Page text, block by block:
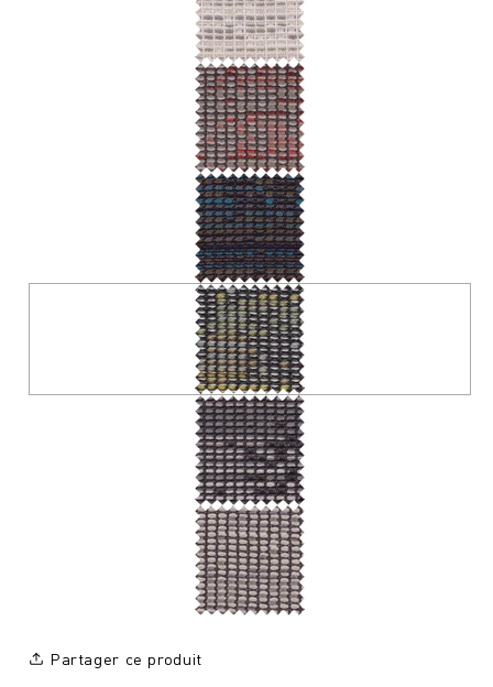
Partager ce produit